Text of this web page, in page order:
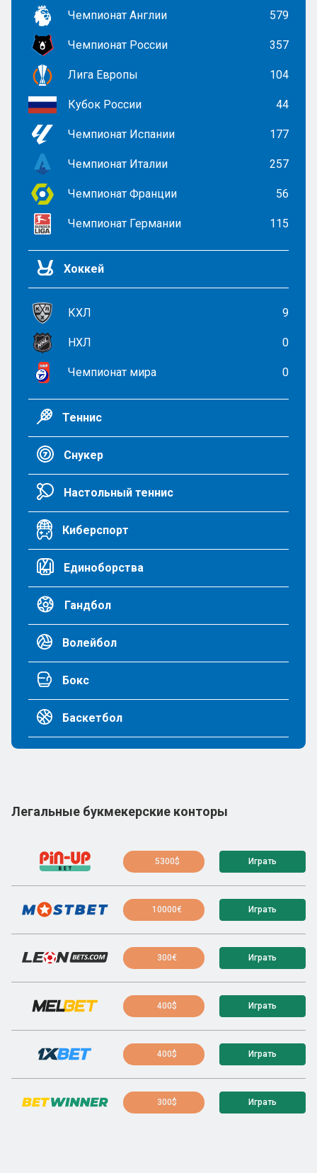
Чемпионат Англии 579
Чемпионат России 357
Лига Европы 104
Кубок России 44
Чемпионат Испании 177
Чемпионат Италии 257
Чемпионат Франции 56
Чемпионат Германии 115
Хоккей
КХЛ 9
НХЛ 0
Чемпионат мира 0
Теннис
Снукер
Настольный теннис
Киберспорт
Единоборства
Гандбол
Волейбол
Бокс
Баскетбол
Легальные букмекерские конторы
5300$ Играть
10000€ Играть
300€ Играть
400$ Играть
400$ Играть
300$ Играть